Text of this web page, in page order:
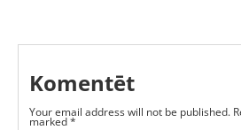
Komentēt
Your email address will not be published.
marked*